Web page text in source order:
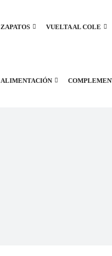
ZAPATOS VUELTA AL COLE
ALIMENTACIÓN